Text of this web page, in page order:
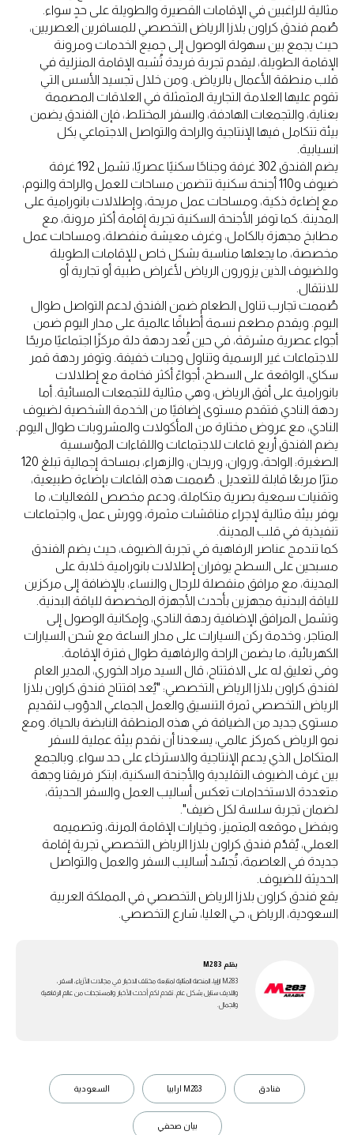
مثالية للراغبين في الإقامات القصيرة والطويلة على حدٍ سواء.
صُمم فندق كراون بلازا الرياض التخصصي للمسافرين العصريين،
حيث يجمع بين سهولة الوصول إلى جميع الخدمات ومرونة
الإقامة الطويلة، ليقدم تجربة فريدة تُشبه الإقامة المنزلية في
قلب منطقة الأعمال بالرياض. ومن خلال تجسيد الأسس التي
تقوم عليها العلامة التجارية المتمثلة في العلاقات المصممة
بعناية، والتجمعات الهادفة، والسفر المختلط، فإن الفندق يضمن
بيئة تتكامل فيها الإنتاجية والراحة والتواصل الاجتماعي بكل
انسيابية.
يضم الفندق 302 غرفة وجناحًا سكنيًا عصريًا، تشمل 192 غرفة
ضيوف و110 أجنحة سكنية تتضمن مساحات للعمل والراحة والنوم،
مع إضاءة ذكية، ومساحات عمل مريحة، وإطلالات بانورامية على
المدينة. كما توفر الأجنحة السكنية تجربة إقامة أكثر مرونة، مع
مطابخ مجهزة بالكامل، وغرف معيشة منفصلة، ​​ومساحات عمل
مخصصة، ما يجعلها مناسبة بشكل خاص للإقامات الطويلة
وللضيوف الذين يزورون الرياض لأغراض طبية أو تجارية أو
للانتقال.
صُممت تجارب تناول الطعام ضمن الفندق لدعم التواصل طوال
اليوم. ويقدم مطعم نسمة أطباقًا عالمية على مدار اليوم ضمن
أجواء عصرية مشرقة، في حين تُعد ردهة دلة مركزًا اجتماعيًا مريحًا
للاجتماعات غير الرسمية وتناول وجبات خفيفة. وتوفر ردهة قمر
سكاي، الواقعة على السطح، أجواءً أكثر فخامة مع إطلالات
بانورامية على أفق الرياض، وهي مثالية للتجمعات المسائية. أما
ردهة النادي فتقدم مستوى إضافيًا من الخدمة الشخصية لضيوف
النادي، مع عروض مختارة من المأكولات والمشروبات طوال اليوم.
يضم الفندق أربع قاعات للاجتماعات واللقاءات المؤسسية
الصغيرة: الواحة، وروان، وريحان، والزهراء، بمساحة إجمالية تبلغ 120
مترًا مربعًا قابلة للتعديل. صُممت هذه القاعات بإضاءة طبيعية،
وتقنيات سمعية بصرية متكاملة، ودعم مخصص للفعاليات، ما
يوفر بيئة مثالية لإجراء مناقشات مثمرة، وورش عمل، واجتماعات
تنفيذية في قلب المدينة.
كما تندمج عناصر الرفاهية في تجربة الضيوف، حيث يضم الفندق
مسبحين على السطح يوفران إطلالات بانورامية خلابة على
المدينة، مع مرافق منفصلة للرجال والنساء، بالإضافة إلى مركزين
للياقة البدنية مجهزين بأحدث الأجهزة المخصصة للياقة البدنية.
وتشمل المرافق الإضافية ردهة النادي، وإمكانية الوصول إلى
المتاجر، وخدمة ركن السيارات على مدار الساعة مع شحن السيارات
الكهربائية، ما يضمن الراحة والرفاهية طوال فترة الإقامة.
وفي تعليق له على الافتتاح، قال السيد مراد الخوري، المدير العام
لفندق كراون بلازا الرياض التخصصي: "يُعد افتتاح فندق كراون بلازا
الرياض التخصصي ثمرة التنسيق والعمل الجماعي الدؤوب لتقديم
مستوى جديد من الضيافة في هذه المنطقة النابضة بالحياة. ومع
نمو الرياض كمركز عالمي، يسعدنا أن نقدم بيئة عملية للسفر
المتكامل الذي يدعم الإنتاجية والاسترخاء على حد سواء. وبالجمع
بين غرف الضيوف التقليدية والأجنحة السكنية، ابتكر فريقنا وجهة
متعددة الاستخدامات تعكس أساليب العمل والسفر الحديثة،
لضمان تجربة سلسة لكل ضيف".
وبفضل موقعه المتميز، وخيارات الإقامة المرنة، وتصميمه
العملي، يُقدّم فندق كراون بلازا الرياض التخصصي تجربة إقامة
جديدة في العاصمة، تُجسّد أساليب السفر والعمل والتواصل
الحديثة للضيوف.
يقع فندق كراون بلازا الرياض التخصصي في المملكة العربية
السعودية، الرياض، حي العليا، شارع التخصصي.
بقلم M283
M283 ارابيا، المنصة المثالية لمتابعة مختلف الاخبار في مجالات الأزياء، السفر،
واللايف ستايل بشكل عام. تقدم لكم أحدث الأخبار والمستجدات من عالم الرفاهية
والجمال.
فنادق M283 ارابيا السعودية
بيان صحفي